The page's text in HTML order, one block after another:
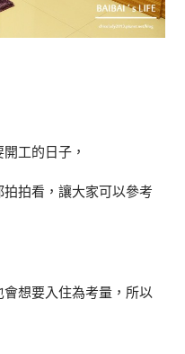
工的日子，
拍看，讓大家可以參考
想要入住為考量，所以